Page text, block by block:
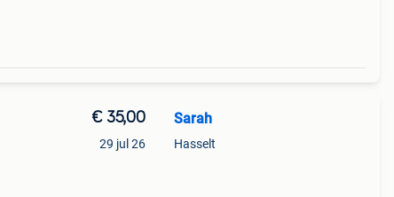
€ 35,00
29 jul 26
Sarah
Hasselt